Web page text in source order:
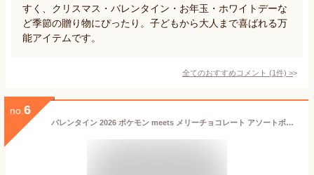
すく、クリスマス・バレンタイン・お年玉・ホワイトデーな
ど季節の贈り物にぴったり。子どもから大人まで喜ばれる万
能アイテムです。
全てのおすすめコメント (1件) >
no. 6
バレンタイン 2026 ポケモン meets メリーチョコレート アソートボックス（メタモン）